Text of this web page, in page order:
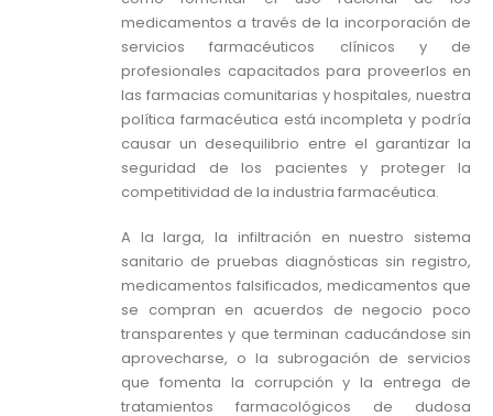
medicamentos a través de la incorporación de
servicios farmacéuticos clínicos y de
profesionales capacitados para proveerlos en
las farmacias comunitarias y hospitales, nuestra
política farmacéutica está incompleta y podría
causar un desequilibrio entre el garantizar la
seguridad de los pacientes y proteger la
competitividad de la industria farmacéutica.
A la larga, la infiltración en nuestro sistema
sanitario de pruebas diagnósticas sin registro,
medicamentos falsificados, medicamentos que
se compran en acuerdos de negocio poco
transparentes y que terminan caducándose sin
aprovecharse, o la subrogación de servicios
que fomenta la corrupción y la entrega de
tratamientos farmacológicos de dudosa